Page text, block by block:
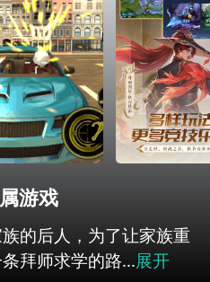
游戏
后人，为了让家族重
拜师求学的路...展开